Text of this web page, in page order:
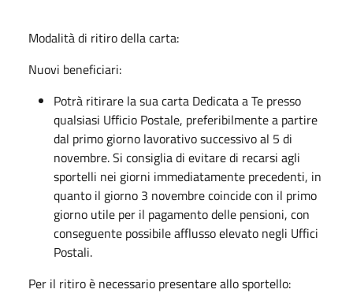
Modalità di ritiro della carta:
Nuovi beneficiari:
Potrà ritirare la sua carta Dedicata a Te presso
qualsiasi Ufficio Postale, preferibilmente a partire
dal primo giorno lavorativo successivo al 5 di
novembre. Si consiglia di evitare di recarsi agli
sportelli nei giorni immediatamente precedenti, in
quanto il giorno 3 novembre coincide con il primo
giorno utile per il pagamento delle pensioni, con
conseguente possibile afflusso elevato negli Uffici
Postali.
Per il ritiro è necessario presentare allo sportello: